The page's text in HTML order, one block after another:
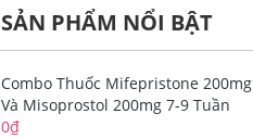
SẢN PHẨM NỔI BẬT
Combo Thuốc Mifepristone 200mg
Và Misoprostol 200mg 7-9 Tuần
0₫